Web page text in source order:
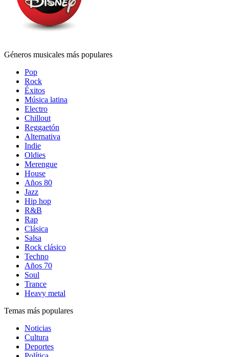
Géneros musicales más populares
Pop
Rock
Éxitos
Música latina
Electro
Chillout
Reggaetón
Alternativa
Indie
Oldies
Merengue
House
Años 80
Jazz
Hip hop
R&B
Rap
Clásica
Salsa
Rock clásico
Techno
Años 70
Soul
Trance
Heavy metal
Temas más populares
Noticias
Cultura
Deportes